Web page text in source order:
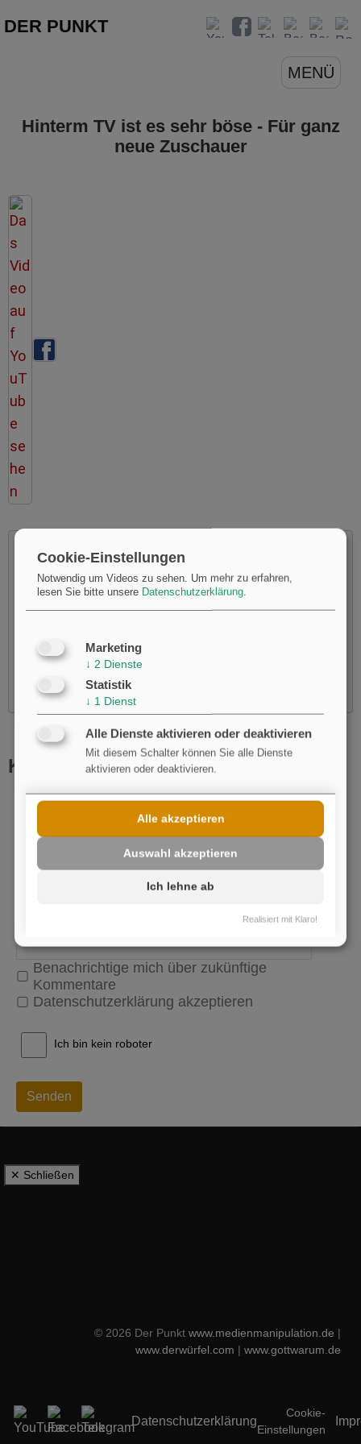
DER PUNKT
MENÜ
Hinterm TV ist es sehr böse - Für ganz
neue Zuschauer
Möchten Sie vonYoutubebereitgestellte externe Inhalte
Kommentar schreiben
Name
E-Mail
Benachrichtige mich über zukünftige
Kommentare
Datenschutzerklärung akzeptieren
Ich bin kein roboter
Senden
✕ Schließen
© 2026 Der Punkt www.medienmanipulation.de |
www.derwürfel.com | www.gottwarum.de
Datenschutzerklärung
Cookie-
Einstellungen
Cookie-Einstellungen
Notwendig um Videos zu sehen. Um mehr zu erfahren,
lesen Sie bitte unsere Datenschutzerklärung.
Marketing
↓ 2 Dienste
Statistik
↓ 1 Dienst
Alle Dienste aktivieren oder deaktivieren
Mit diesem Schalter können Sie alle Dienste
aktivieren oder deaktivieren.
Ich lehne ab
Auswahl akzeptieren
Alle akzeptieren
Realisiert mit Klaro!